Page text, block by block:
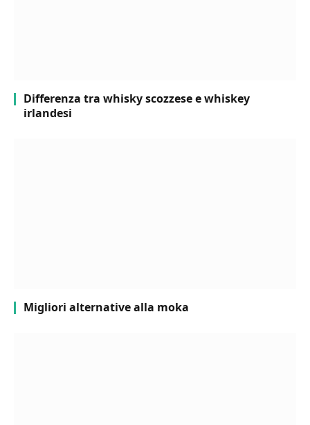
Differenza tra whisky scozzese e whiskey
irlandesi
Migliori alternative alla moka